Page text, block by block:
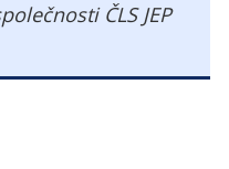
ČLS JEP